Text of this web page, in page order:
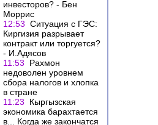
инвесторов? - Бен
Моррис
12:53 Ситуация с ГЭС:
Киргизия разрывает
контракт или торгуется?
- И.Адясов
11:53
Рахмон
недоволен уровнем
сбора налогов и хлопка
в стране
11:23
Кыргызская
экономика барахтается
в... Когда же закончатся